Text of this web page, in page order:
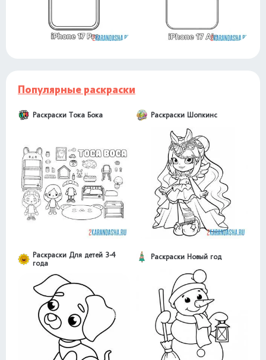
Популярные раскраски
Раскраски Тока Бока Раскраски Шопкинс
Раскраски Для детей 3-4
года
Раскраски Новый год